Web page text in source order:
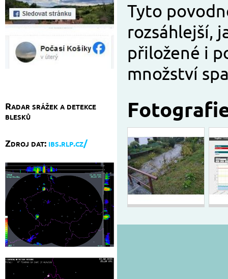
Radar srážek a detekce
blesků
Zdroj dat: ibs.rlp.cz/
Tyto
rozsáhlejší,
přiložené i
množství